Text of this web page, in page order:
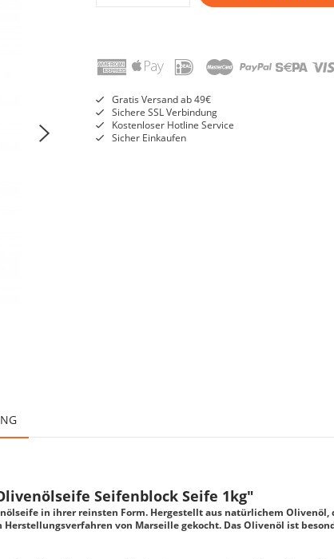
Gratis Versand ab 49€
Sichere SSL Verbindung
Kostenloser Hotline Service
Sicher Einkaufen
Seifenblock Seife 1kg"
in ihrer reinsten Form. Hergestellt aus natürlichem Olivenöl,
von Marseille gekocht. Das Olivenöl ist